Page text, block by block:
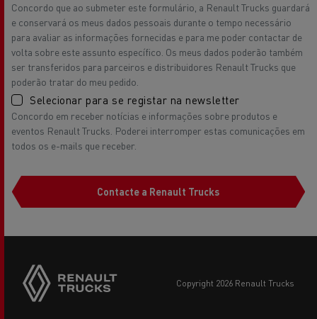
Concordo que ao submeter este formulário, a Renault Trucks guardará
e conservará os meus dados pessoais durante o tempo necessário
para avaliar as informações fornecidas e para me poder contactar de
volta sobre este assunto específico. Os meus dados poderão também
ser transferidos para parceiros e distribuidores Renault Trucks que
poderão tratar do meu pedido.
Selecionar para se registar na newsletter
Concordo em receber notícias e informações sobre produtos e
eventos Renault Trucks. Poderei interromper estas comunicações em
todos os e-mails que receber.
Contacte a Renault Trucks
copyright 2026 Renault Trucks